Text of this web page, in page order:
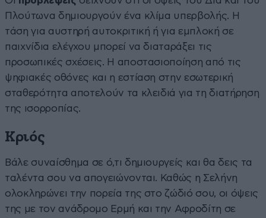
Πλούτωνα δημιουργούν ένα κλίμα υπερβολής. Η
τάση για αυστηρή αυτοκριτική ή για εμπλοκή σε
παιχνίδια ελέγχου μπορεί να διαταράξει τις
προσωπικές σχέσεις. Η αποστασιοποίηση από τις
ψηφιακές οθόνες και η εστίαση στην εσωτερική
σταθερότητα αποτελούν τα κλειδιά για τη διατήρηση
της ισορροπίας.
Κριός
Βάλε συναίσθημα σε ό,τι δημιουργείς και θα δεις τα
ταλέντα σου να απογειώνονται. Καθώς η Σελήνη
ολοκληρώνει την πορεία της στο ζώδιό σου, οι όψεις
της με τον ανάδρομο Ερμή και την Αφροδίτη σε